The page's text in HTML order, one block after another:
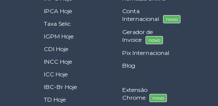
IPCA Hoje
Taxa Selic
IGPM Hoje
CDI Hoje
INCC Hoje
ICC Hoje
IBC-Br Hoje
TD Hoje
Conta
Internacional
novo
Gerador de
Invoice
novo
Pix Internacional
Blog
Extensão
Chrome
novo